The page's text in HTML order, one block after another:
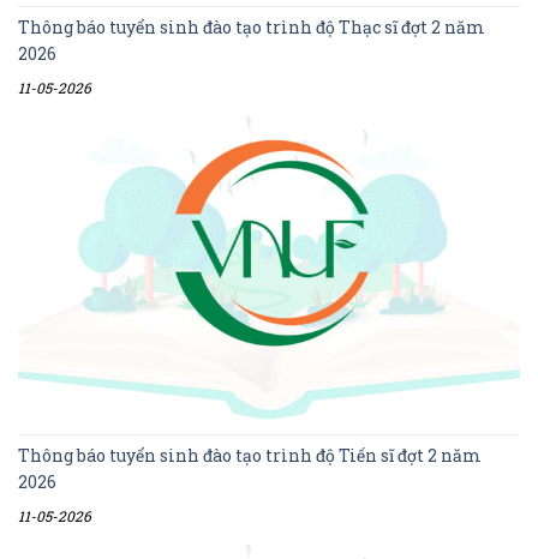
Thông báo tuyển sinh đào tạo trình độ Thạc sĩ đợt 2 năm
2026
11-05-2026
Thông báo tuyển sinh đào tạo trình độ Tiến sĩ đợt 2 năm
2026
11-05-2026